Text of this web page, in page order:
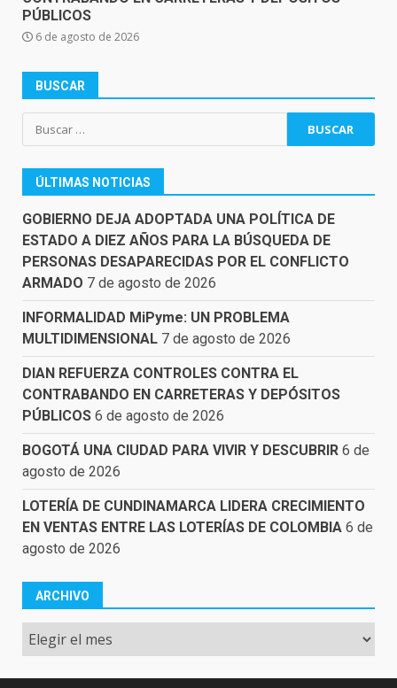
PÚBLICOS
6 de agosto de 2026
BUSCAR
Buscar:
ÚLTIMAS NOTICIAS
GOBIERNO DEJA ADOPTADA UNA POLÍTICA DE
ESTADO A DIEZ AÑOS PARA LA BÚSQUEDA DE
PERSONAS DESAPARECIDAS POR EL CONFLICTO
ARMADO 7 de agosto de 2026
INFORMALIDAD MiPyme: UN PROBLEMA
MULTIDIMENSIONAL 7 de agosto de 2026
DIAN REFUERZA CONTROLES CONTRA EL
CONTRABANDO EN CARRETERAS Y DEPÓSITOS
PÚBLICOS 6 de agosto de 2026
BOGOTÁ UNA CIUDAD PARA VIVIR Y DESCUBRIR 6 de
agosto de 2026
LOTERÍA DE CUNDINAMARCA LIDERA CRECIMIENTO
EN VENTAS ENTRE LAS LOTERÍAS DE COLOMBIA 6 de
agosto de 2026
ARCHIVO
Archivo